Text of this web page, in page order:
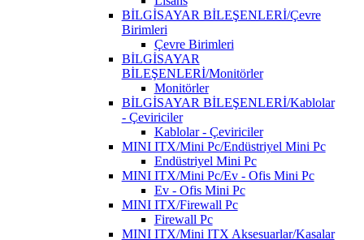
BİLGİSAYAR BİLEŞENLERİ/Çevre
Birimleri
Çevre Birimleri
BİLGİSAYAR
BİLEŞENLERİ/Monitörler
Monitörler
BİLGİSAYAR BİLEŞENLERİ/Kablolar
- Çeviriciler
Kablolar - Çeviriciler
MINI ITX/Mini Pc/Endüstriyel Mini Pc
Endüstriyel Mini Pc
MINI ITX/Mini Pc/Ev - Ofis Mini Pc
Ev - Ofis Mini Pc
MINI ITX/Firewall Pc
Firewall Pc
MINI ITX/Mini ITX Aksesuarlar/Kasalar